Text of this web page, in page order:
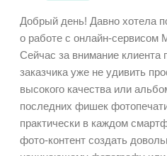
Добрый день! Давно хотела
о работе с онлайн-сервисом
Сейчас за внимание клиента
заказчика уже не удивить
высокого качества или
последних фишек
практически в каждом
фото-контент создать